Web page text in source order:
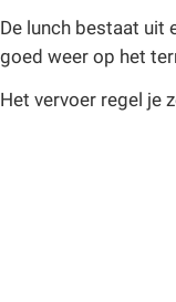
De lunch bestaat uit
goed weer op het
Het vervoer regel je